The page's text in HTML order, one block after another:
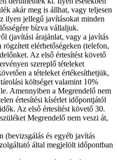
akár meg is állhat, vagy teljesen
ilyen jellegű javításokat minden
bízva vállaljuk.
(javítási árajánlat, vagy a javítás
rögzített elérhetőségeken (telefon,
Az első értesítést követő
szereplő tételeket
a tételeket értékesíthetjük,
költséget valamint 10%
Amennyiben a Megrendelő nem
értesítési kísérlet időpontjától
Az első értesítést követő 30.
Megrendelő nem veszi át,
(bevizsgálás és egyéb javítás
által megjelölt időpontban